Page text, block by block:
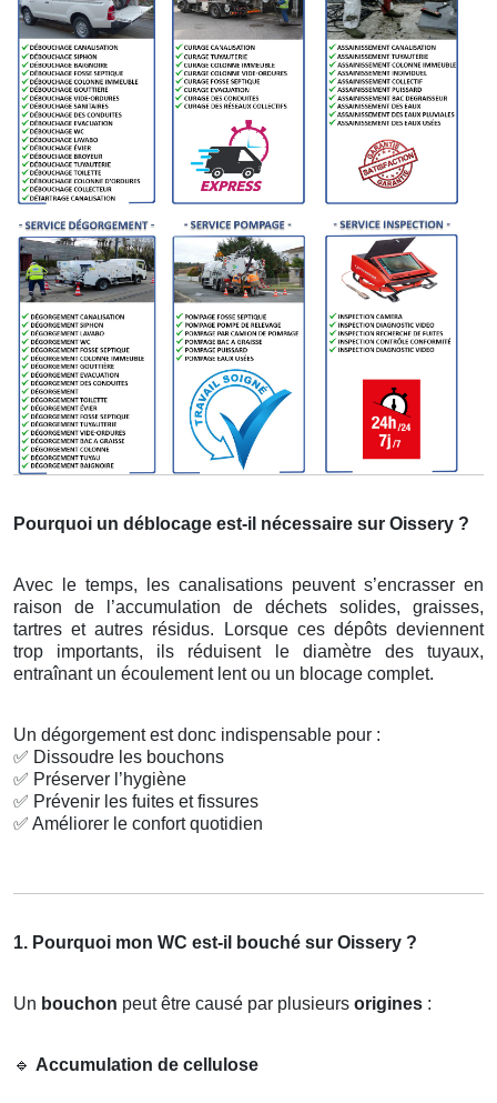
Pourquoi un déblocage est-il nécessaire sur Oissery ?
Avec le temps, les canalisations peuvent s’encrasser en
raison de l’accumulation de déchets solides, graisses,
tartres et autres résidus. Lorsque ces dépôts deviennent
trop importants, ils réduisent le diamètre des tuyaux,
entraînant un écoulement lent ou un blocage complet.
Un dégorgement est donc indispensable pour :
✅ Dissoudre les bouchons
✅ Préserver l’hygiène
✅ Prévenir les fuites et fissures
✅ Améliorer le confort quotidien
1. Pourquoi mon WC est-il bouché sur Oissery ?
Un bouchon peut être causé par plusieurs origines :
🔹 Accumulation de cellulose